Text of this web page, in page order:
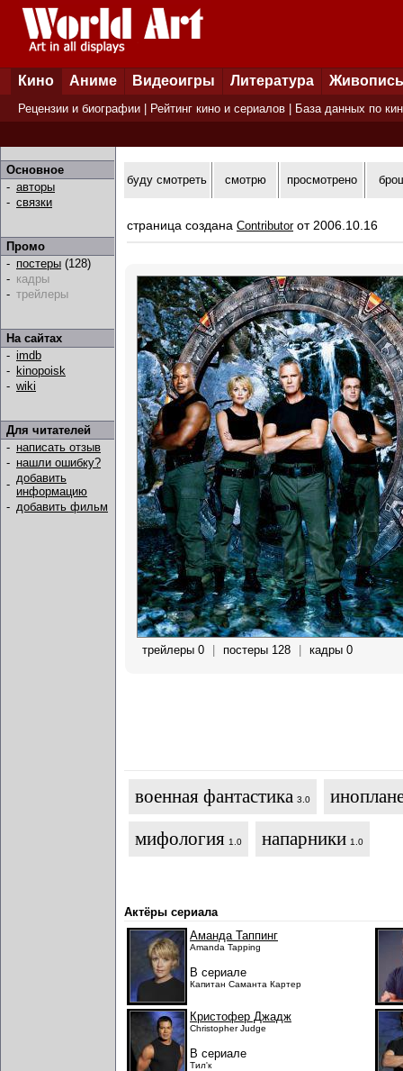
Кино Аниме Видеоигры Литература Живопись
Рецензии и биографии Рейтинг кино и сериалов База данных по
Основное
- авторы
- связки
Промо
- постеры (128)
- кадры
- трейлеры
На сайтах
- imdb
- kinopoisk
- wiki
Для читателей
- написать отзыв
- нашли ошибку?
- добавить
информацию
- добавить фильм
буду смотреть смотрю просмотрено
страница создана Contributorот 2006.10.16
трейлеры 0 постеры 128 кадры 0
военная фантастика 3.0
мифология 1.0 напарники 1.0
Актёры сериала
Аманда Таппинг
Amanda Tapping
В сериале
Капитан Саманта Картер
Кристофер Джадж
Christopher Judge
В сериале
Тил'к